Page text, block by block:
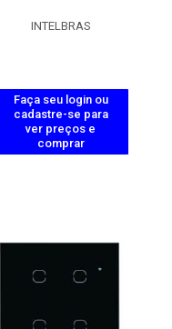
INTELBRAS
Faça seu login ou
cadastre-se para
ver preços e
comprar